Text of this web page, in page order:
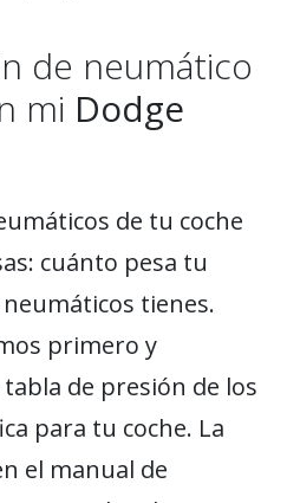
de neumático
mi Dodge
de tu coche
cuánto pesa tu
tienes.
primero y
de presión de los
para tu coche. La
el manual de